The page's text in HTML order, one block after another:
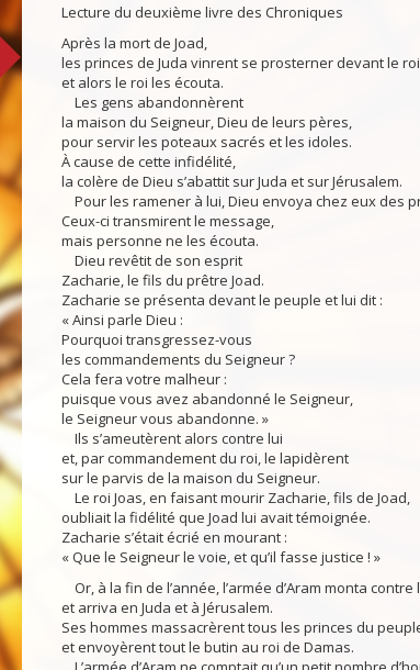
Lecture du deuxième livre des Chroniques
Après la mort de Joad,
les princes de Juda vinrent se prosterner devant le roi
et alors le roi les écouta.
Les gens abandonnèrent
la maison du Seigneur, Dieu de leurs pères,
pour servir les poteaux sacrés et les idoles.
À cause de cette infidélité,
la colère de Dieu s’abattit sur Juda et sur Jérusalem.
Pour les ramener à lui, Dieu envoya chez eux des
Ceux-ci transmirent le message,
mais personne ne les écouta.
Dieu revêtit de son esprit
Zacharie, le fils du prêtre Joad.
Zacharie se présenta devant le peuple et lui dit :
« Ainsi parle Dieu :
Pourquoi transgressez-vous
les commandements du Seigneur ?
Cela fera votre malheur :
puisque vous avez abandonné le Seigneur,
le Seigneur vous abandonne. »
Ils s’ameutèrent alors contre lui
et, par commandement du roi, le lapidèrent
sur le parvis de la maison du Seigneur.
Le roi Joas, en faisant mourir Zacharie, fils de Joad,
oubliait la fidélité que Joad lui avait témoignée.
Zacharie s’était écrié en mourant :
« Que le Seigneur le voie, et qu’il fasse justice ! »
Or, à la fin de l’année, l’armée d’Aram monta contre
et arriva en Juda et à Jérusalem.
Ses hommes massacrèrent tous les princes du
et envoyèrent tout le butin au roi de Damas.